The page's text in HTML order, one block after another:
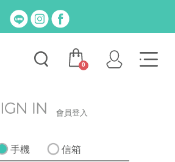
0
會員登入
手機 信箱